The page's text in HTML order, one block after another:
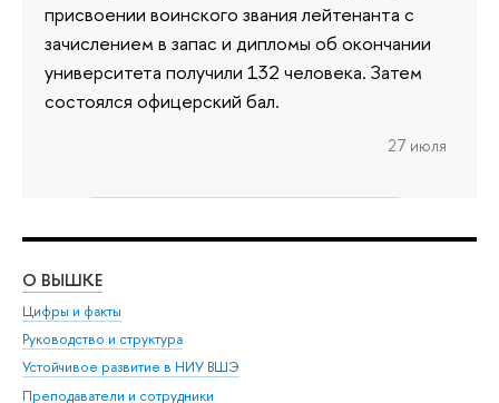
присвоении воинского звания лейтенанта с
зачислением в запас и дипломы об окончании
университета получили 132 человека. Затем
состоялся офицерский бал.
27 июля
О ВЫШКЕ
Цифры и факты
Руководство и структура
Устойчивое развитие в НИУ ВШЭ
Преподаватели и сотрудники